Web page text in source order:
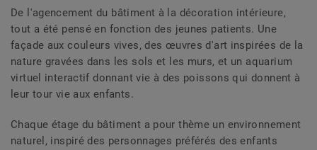
De l'agencement du bâtiment à la décoration intérieure,
tout a été pensé en fonction des jeunes patients. Une
façade aux couleurs vives, des œuvres d'art inspirées de la
nature gravées dans les sols et les murs, et un aquarium
virtuel interactif donnant vie à des poissons qui donnent à
leur tour vie aux enfants.
Chaque étage du bâtiment a pour thème un environnement
naturel, inspiré des personnages préférés des enfants